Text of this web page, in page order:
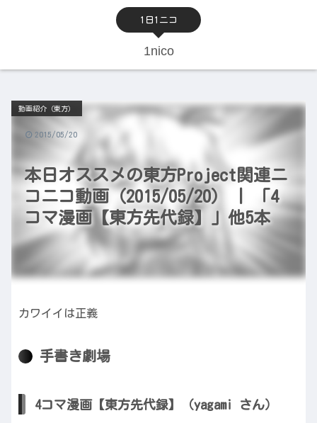
1日1ニコ
1nico
本日オススメの東方Project関連ニ
コニコ動画（2015/05/20） | 「4
コマ漫画【東方先代録】」他5本
動画紹介（東方）
2015/05/20
カワイイは正義
手書き劇場
4コマ漫画【東方先代録】（yagami さん）